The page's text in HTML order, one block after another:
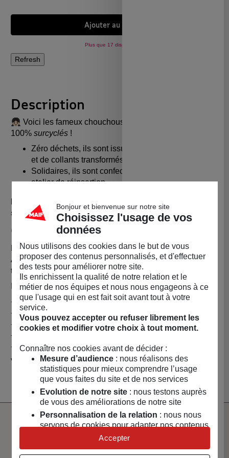
Ajouter au panier
Plus que 17 disponibles !
Description
👧🏻 Voici les fameux chouchous Atelier Unes
100% surcyclés !
Zéro déchets, ils sont issus de chutes de production
et de collants transformés
Solidaires, ils sont confectionnés à Paris dans un
atelier de réinsertion
seront la surprise !
Caractéristiques
Le tissu est issu des chutes de production de la marque
Ateliers Unes et peut être en velours, coton ou en
tencel ce sera la surprise !
Il est doux, respirant et fluide.
- Température maximale de lavage : 30 °C
- Aucun agent de blanchiment.
- Séchage en tambour interdit
- Température maximale de repassage : 110 °C
- Nettoyage Professionnel: Processus normal
Vendu parATELIER UNES - BOX EPARGNE
Paiement
Livraison
Bonjour et bienvenue sur notre site
Choisissez l'usage de vos
données
Nous utilisons des cookies dans le but de vous
proposer des contenus personnalisés, et d'effectuer
des tests pour améliorer notre site.
Ils enrichissent la qualité de notre relation et le
métier de nos équipes et nous nous engageons à ce
que l'usage qui en est fait soit avant tout à votre
service.
Vous pouvez accepter ou refuser librement les
cookies et modifier votre choix à tout moment.
Connaître nos cookies avant de décider :
Mesure d’audience: nous réalisons des
statistiques pour mieux comprendre l’usage
que vous faites du site et de nos services
Evolution de notre site: nous testons auprès
de vous des améliorations de notre site
Personnalisation de la relation : nous nous
servons de cookies pour adapter nos contenus
et personnaliser nos offres
Univers publicitaire: nous utilisons avec nos
Accepter